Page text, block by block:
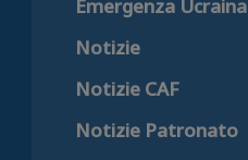
Emergenza Ucraina
Notizie
Notizie CAF
Notizie Patronato